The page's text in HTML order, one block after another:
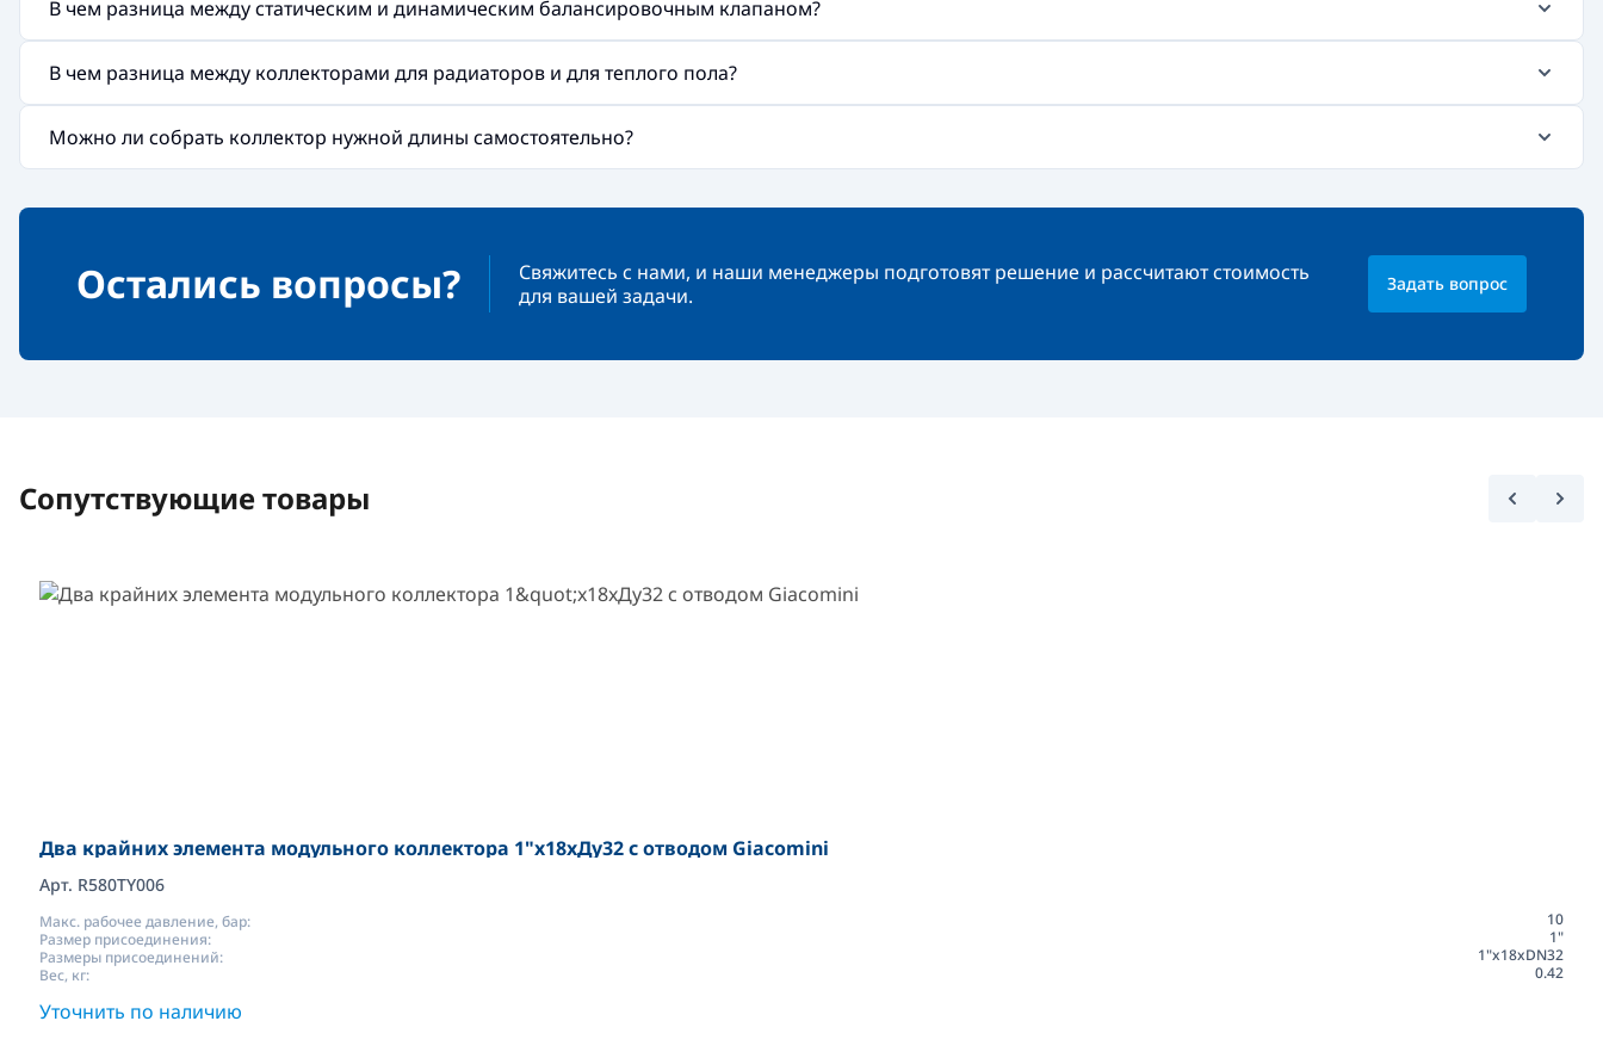
В чем разница между статическим и динамическим балансировочным клапаном?
В чем разница между коллекторами для радиаторов и для теплого пола?
Можно ли собрать коллектор нужной длины самостоятельно?
Остались вопросы?
Свяжитесь с нами, и наши менеджеры подготовят решение и рассчитают стоимость
для вашей задачи.
Задать вопрос
Сопутствующие товары
Два крайних элемента модульного коллектора 1"x18xДу32 с отводом Giacomini
Арт. R580TY006
Макс. рабочее давление, бар:
10
Размер присоединения:
1"
Размеры присоединений:
1"x18xDN32
Вес, кг:
0.42
Уточнить по наличию